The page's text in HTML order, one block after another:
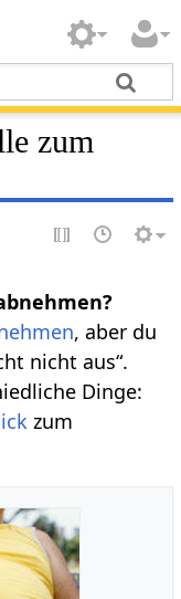
zum
, aber du
nicht aus“.
Dinge:
zum